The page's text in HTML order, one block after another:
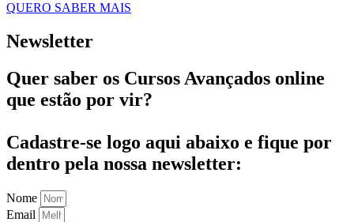
QUERO SABER MAIS
Newsletter
Quer saber os Cursos Avançados online
que estão por vir?
Cadastre-se logo aqui abaixo e fique por
dentro pela nossa newsletter:
Nome
Email